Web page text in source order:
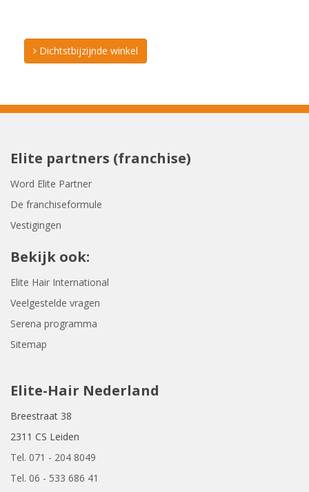
Dichtstbijzijnde winkel
Elite partners (franchise)
Word Elite Partner
De franchiseformule
Vestigingen
Bekijk ook:
Elite Hair International
Veelgestelde vragen
Serena programma
Sitemap
Elite-Hair Nederland
Breestraat 38
2311 CS Leiden
Tel. 071 - 204 8049
Tel. 06 - 533 686 41